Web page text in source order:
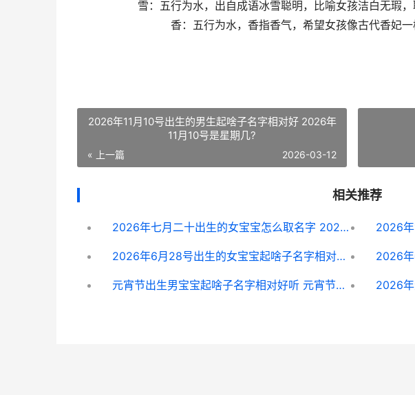
雪：五行为水，出自成语冰雪聪明，比喻女孩洁白无瑕，
香：五行为水，香指香气，希望女孩像古代香妃一
2026年11月10号出生的男生起啥子名字相对好 2026年
11月10号是星期几?
« 上一篇 2026-03-12
相关推荐
2026年七月二十出生的女宝宝怎么取名字 2026年七月二十八出生是什么命
2026年6月28号出生的女宝宝起啥子名字相对好 2026年6月28日是农历多少号
元宵节出生男宝宝起啥子名字相对好听 元宵节出生的男宝宝